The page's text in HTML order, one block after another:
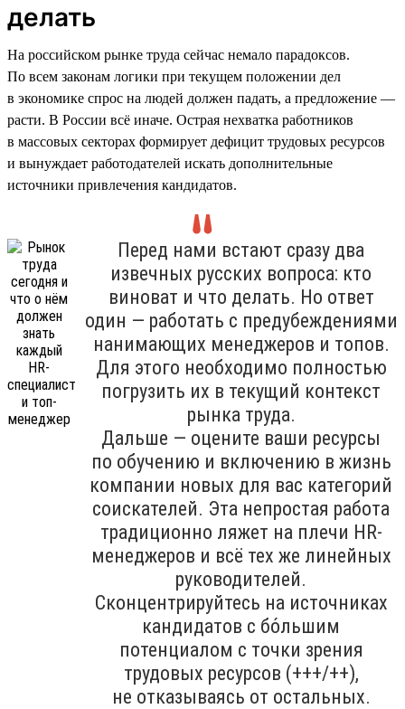
делать
На российском рынке труда сейчас немало парадоксов.
По всем законам логики при текущем положении дел
в экономике спрос на людей должен падать, а предложение —
расти. В России всё иначе. Острая нехватка работников
в массовых секторах формирует дефицит трудовых ресурсов
и вынуждает работодателей искать дополнительные
источники привлечения кандидатов.
Перед нами встают сразу два
извечных русских вопроса: кто
виноват и что делать. Но ответ
один — работать с предубеждениями
нанимающих менеджеров и топов.
Для этого необходимо полностью
погрузить их в текущий контекст
рынка труда.
Дальше — оцените ваши ресурсы
по обучению и включению в жизнь
компании новых для вас категорий
соискателей. Эта непростая работа
традиционно ляжет на плечи HR-
менеджеров и всё тех же линейных
руководителей.
Сконцентрируйтесь на источниках
кандидатов с бо́льшим
потенциалом с точки зрения
трудовых ресурсов (+++/++),
не отказываясь от остальных.